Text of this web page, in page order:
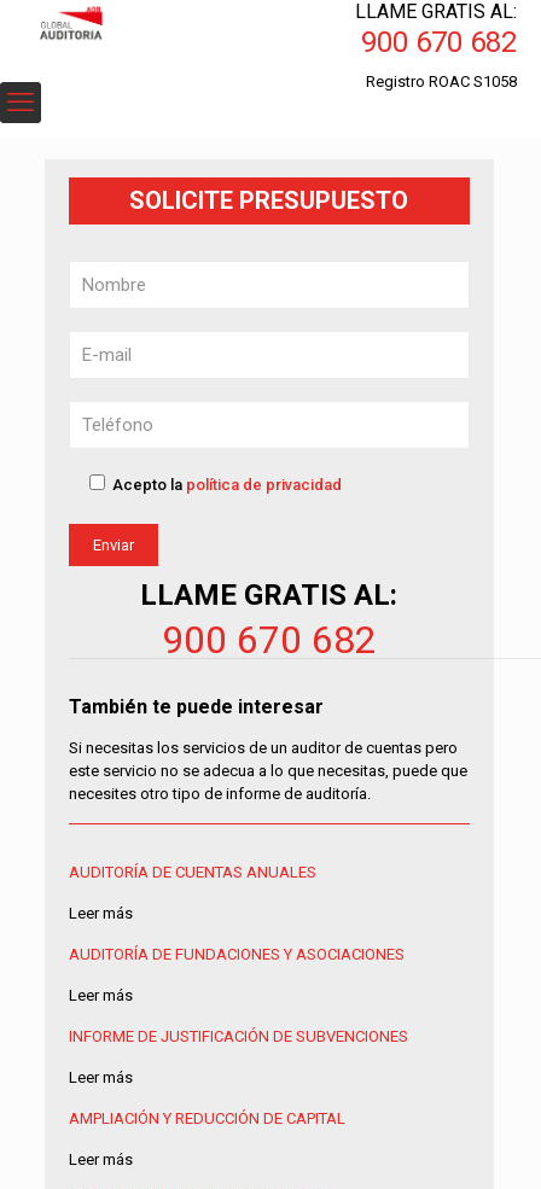
LLAME GRATIS AL:
900 670 682
Registro ROAC S1058
SOLICITE PRESUPUESTO
Acepto la política de privacidad
LLAME GRATIS AL:
900 670 682
También te puede interesar
Si necesitas los servicios de un auditor de cuentas pero
este servicio no se adecua a lo que necesitas, puede que
necesites otro tipo de informe de auditoría.
AUDITORÍA DE CUENTAS ANUALES
Leer más
AUDITORÍA DE FUNDACIONES Y ASOCIACIONES
Leer más
INFORME DE JUSTIFICACIÓN DE SUBVENCIONES
Leer más
AMPLIACIÓN Y REDUCCIÓN DE CAPITAL
Leer más